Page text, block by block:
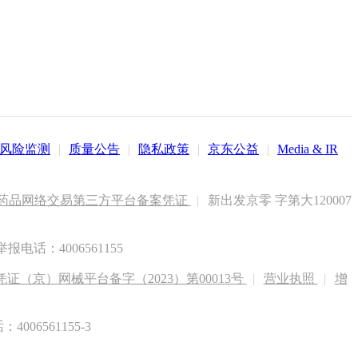
风险监测 | 质量公告 | 隐私政策 | 京东公益 | Media & IR
品网络交易第三方平台备案凭证 |
新出发京零 字第大120007
报电话：4006561155
证（京）网械平台备字（2023）第00013号 | 营业执照 |
增
4006561155-3